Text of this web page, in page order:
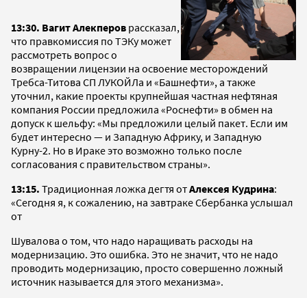
13:30. Вагит Алекперов рассказал,
что правкомиссия по ТЭКу может
рассмотреть вопрос о
возвращении лицензии на освоение месторождений
Требса-Титова СП ЛУКОЙЛа и «Башнефти», а также
уточнил, какие проекты крупнейшая частная нефтяная
компания России предложила «Роснефти» в обмен на
допуск к шельфу: «Мы предложили целый пакет. Если им
будет интересно — и Западную Африку, и Западную
Курну-2. Но в Ираке это возможно только после
согласования с правительством страны».
13:15. Традиционная ложка дегтя отАлексея Кудрина:
«Сегодня я, к сожалению, на завтраке Сбербанка услышал
от
Шувалова о том, что надо наращивать расходы на
модернизацию. Это ошибка. Это не значит, что не надо
проводить модернизацию, просто совершенно ложный
источник называется для этого механизма».